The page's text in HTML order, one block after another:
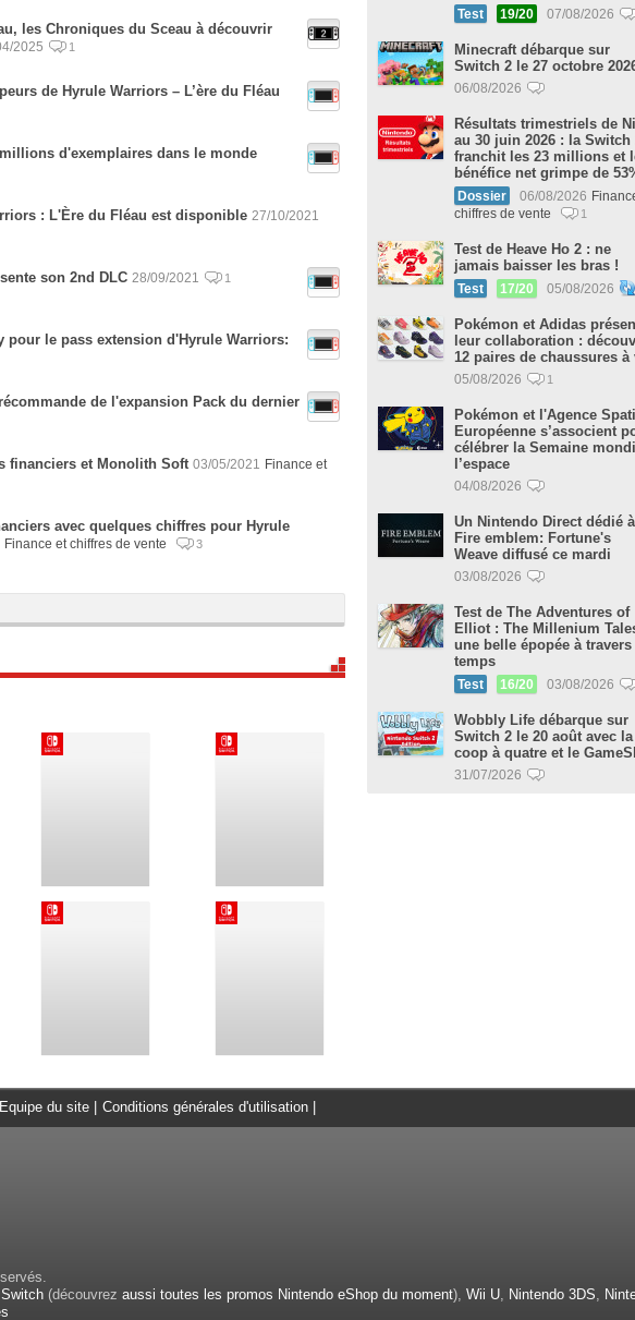
les Chroniques du Sceau à découvrir
2025 1
de Hyrule Warriors – L’ère du Fléau
d'exemplaires dans le monde
: L'Ère du Fléau est disponible 27/10/2021
son 2nd DLC 28/09/2021 1
pour le pass extension d'Hyrule Warriors:
de l'expansion Pack du dernier
financiers et Monolith Soft 03/05/2021
Finance et
avec quelques chiffres pour Hyrule
Finance et chiffres de vente 3
Test 19/20 07/08/2026
Minecraft débarque sur
Switch 2 le 27 octobre
06/08/2026
Résultats trimestriels de
au 30 juin 2026 : la Switch
franchit les 23 millions et
bénéfice net grimpe de
Dossier 06/08/2026
chiffres de vente
1
Test de Heave Ho 2 : ne
jamais baisser les bras !
Test 17/20 05/08/2026
Pokémon et Adidas
leur collaboration :
12 paires de chaussures à
05/08/2026 1
Pokémon et l'Agence
Européenne s’associent
célébrer la Semaine
l’espace
04/08/2026
Un Nintendo Direct dédié à
Fire emblem: Fortune's
Weave diffusé ce mardi
03/08/2026
Test de The Adventures of
Elliot : The Millenium
une belle épopée à travers
temps
Test 16/20 03/08/2026
Wobbly Life débarque sur
Switch 2 le 20 août avec la
coop à quatre et le
31/07/2026
Equipe du site Conditions générales d'utilisation
(découvrez aussi toutes les promos Nintendo eShop du moment), Wii U, Nintendo 3DS,